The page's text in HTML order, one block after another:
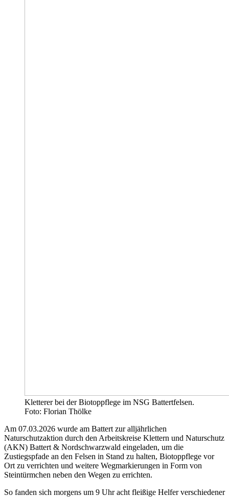
Kletterer bei der Biotoppflege im NSG Battertfelsen.
Foto: Florian Thölke
Am 07.03.2026 wurde am Battert zur alljährlichen
Naturschutzaktion durch den Arbeitskreise Klettern und Naturschutz
(AKN) Battert & Nordschwarzwald eingeladen, um die
Zustiegspfade an den Felsen in Stand zu halten, Biotoppflege vor
Ort zu verrichten und weitere Wegmarkierungen in Form von
Steintürmchen neben den Wegen zu errichten.
So fanden sich morgens um 9 Uhr acht fleißige Helfer verschiedener